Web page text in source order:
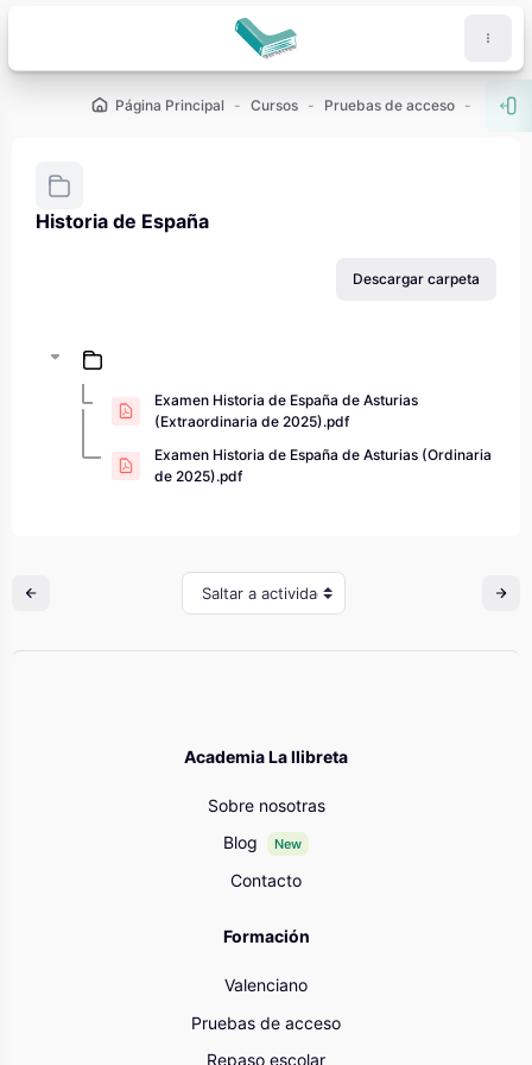
Página Principal Cursos Pruebas de acceso PAU -
Historia de España
Descargar carpeta
Examen Historia de España de Asturias
(Extraordinaria de 2025).pdf
Examen Historia de España de Asturias (Ordinaria
de 2025).pdf
Saltar a actividad
Academia La llibreta
Sobre nosotras
Blog
New
Contacto
Formación
Valenciano
Pruebas de acceso
Repaso escolar